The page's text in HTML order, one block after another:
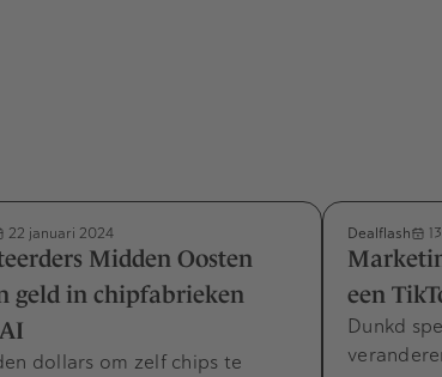
22 januari 2024
Midden Oosten
geld in chipfabrieken
dollars om zelf chips te
Dealflash
een
Dunkd